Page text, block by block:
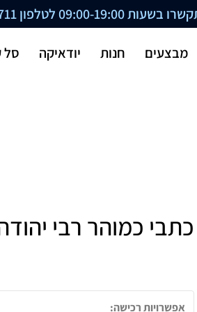
09:00-19:00 לטלפון
מבצעים חנות יודאיקה סל
כתבי כמוהר רבי
אפשרויות רכישה: